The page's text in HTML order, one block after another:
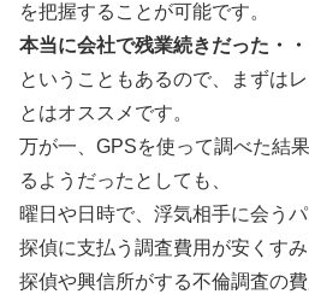
を把握することが可能です。
本当に会社で残業続きだった・・
ということもあるので、まずは
とはオススメです。
万が一、GPSを使って調べた結
るようだったとしても、
曜日や日時で、浮気相手に会う
探偵に支払う調査費用が安くすみ
探偵や興信所がする不倫調査の